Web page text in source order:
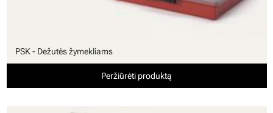
PSK - Dežutės žymekliams
Peržiūrėti produktą